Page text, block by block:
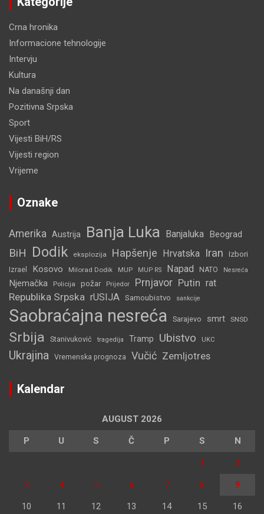
Crna hronika
Informacione tehnologije
Intervju
Kultura
Na današnji dan
Pozitivna Srpska
Sport
Vijesti BiH/RS
Vijesti region
Vrijeme
Oznake
Amerika Austrija Banja Luka Banjaluka Beograd
BiH Dodik eksplozija Hapšenje Hrvatska Iran Izbori
Izrael Kosovo Milorad Dodik MUP MUP RS Napad NATO Nesreća
Njemačka Policija požar Prijedor Prnjavor Putin rat
Republika Srpska rUSIJA Samoubistvo sankcije
Saobraćajna nesreća Sarajevo smrt SNSD
Srbija Stanivuković tragedija Tramp Ubistvo UKC
Ukrajina Vremenska prognoza Vučić Zemljotres
Kalendar
AUGUST 2026
P U S Č P S N
1 2
3 4 5 6 7 8 9
10 11 12 13 14 15 16